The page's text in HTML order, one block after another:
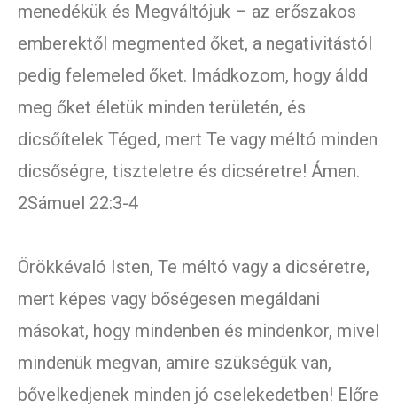
menedékük és Megváltójuk – az erőszakos
emberektől megmented őket, a negativitástól
pedig felemeled őket. Imádkozom, hogy áldd
meg őket életük minden területén, és
dicsőítelek Téged, mert Te vagy méltó minden
dicsőségre, tiszteletre és dicséretre! Ámen.
2Sámuel 22:3-4
Örökkévaló Isten, Te méltó vagy a dicséretre,
mert képes vagy bőségesen megáldani
másokat, hogy mindenben és mindenkor, mivel
mindenük megvan, amire szükségük van,
bővelkedjenek minden jó cselekedetben! Előre